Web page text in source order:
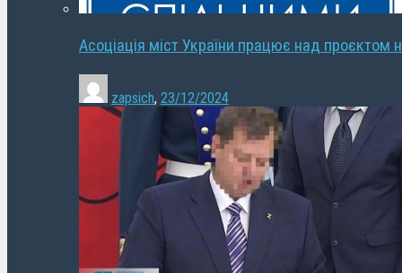
Асоціація міст України працює над проєктом
zapsich, 23/12/2024